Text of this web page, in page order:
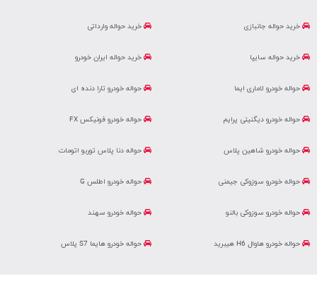
خرید حواله وارداتی خرید حواله جانبازی
خرید حواله ایران خودرو خرید حواله سایپا
حواله خودرو تارا دنده ای حواله خودرو لاماری ایما
حواله خودرو فونیکس FX حواله خودرو دیگنیتی پرایم
حواله دنا پلاس توربو اتومات حواله خودرو شاهین پلاس
حواله خودرو اطلس G حواله خودرو سوزوکی جیمنی
حواله خودرو سهند حواله خودرو سوزوکی بالنو
حواله خودرو هایما S7 پلاس حواله خودرو هاوال H6 هیبرید